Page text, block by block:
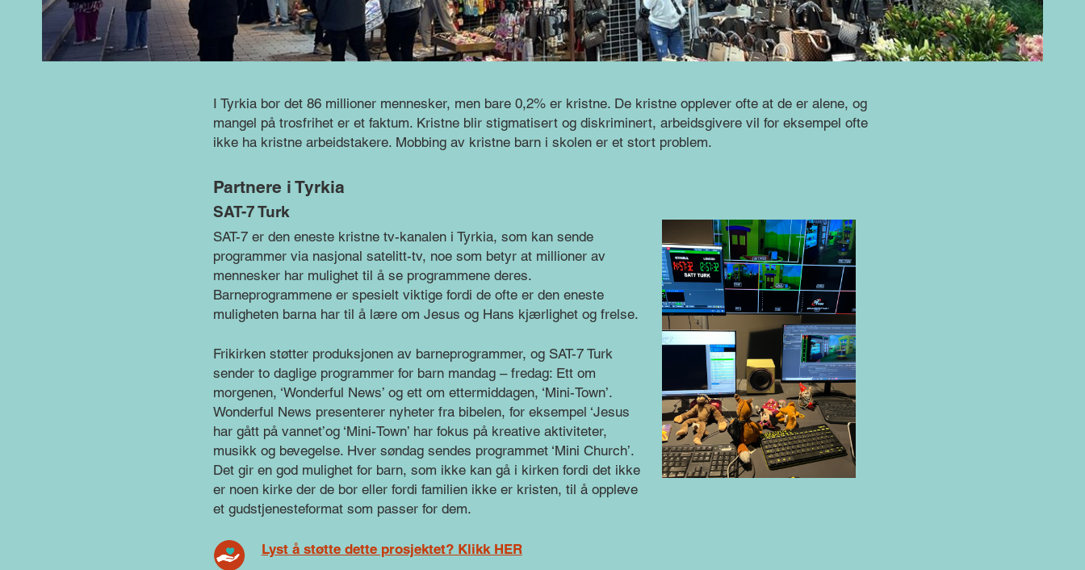
I Tyrkia bor det 86 millioner mennesker, men bare 0,2% er kristne. De kristne opplever ofte at de er alene, og
mangel på trosfrihet er et faktum. Kristne blir stigmatisert og diskriminert, arbeidsgivere vil for eksempel ofte
ikke ha kristne arbeidstakere. Mobbing av kristne barn i skolen er et stort problem.
Partnere i Tyrkia
SAT-7 Turk
SAT-7 er den eneste kristne tv-kanalen i Tyrkia, som kan sende
programmer via nasjonal satelitt-tv, noe som betyr at millioner av
mennesker har mulighet til å se programmene deres.
Barneprogrammene er spesielt viktige fordi de ofte er den eneste
muligheten barna har til å lære om Jesus og Hans kjærlighet og frelse.
Frikirken støtter produksjonen av barneprogrammer, og SAT-7 Turk
sender to daglige programmer for barn mandag – fredag: Ett om
morgenen, ‘Wonderful News’ og ett om ettermiddagen, ‘Mini-Town’.
Wonderful News presenterer nyheter fra bibelen, for eksempel ‘Jesus
har gått på vannet’og ‘Mini-Town’ har fokus på kreative aktiviteter,
musikk og bevegelse. Hver søndag sendes programmet ‘Mini Church’.
Det gir en god mulighet for barn, som ikke kan gå i kirken fordi det ikke
er noen kirke der de bor eller fordi familien ikke er kristen, til å oppleve
et gudstjenesteformat som passer for dem.
Lyst å støtte dette prosjektet? Klikk HER